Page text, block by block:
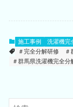
施工事例
洗濯機完
＃完全分解研修
＃
＃群馬県洗濯機完全